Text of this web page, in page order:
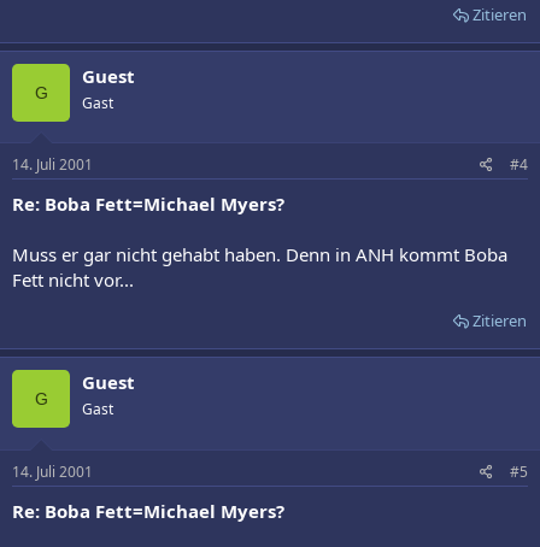
Zitieren
G
Guest
Gast
14. Juli 2001 #4
Re: Boba Fett=Michael Myers?
Muss er gar nicht gehabt haben. Denn in ANH kommt Boba
Fett nicht vor...
Zitieren
G
Guest
Gast
14. Juli 2001 #5
Re: Boba Fett=Michael Myers?